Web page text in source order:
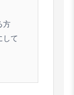
方
して